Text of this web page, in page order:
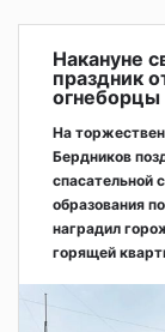
Накануне
праздник
огнеборцы
На
Бердников
спасательной
образования
наградил
горящей